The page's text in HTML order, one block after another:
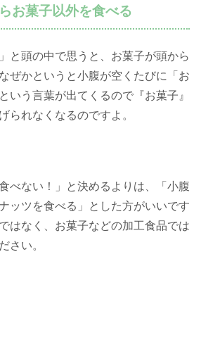
お菓子以外を食べる
と頭の中で思うと、お菓子が頭から
ぜかというと小腹が空くたびに「お
いう言葉が出てくるので『お菓子』
られなくなるのですよ。
べない！」と決めるよりは、「小腹
ッツを食べる」とした方がいいです
はなく、お菓子などの加工食品では
さい。